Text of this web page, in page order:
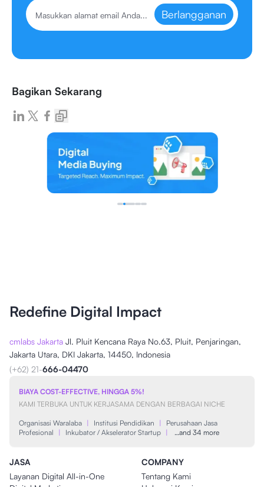
Berlangganan
Bagikan Sekarang
Redefine Digital Impact
cmlabs Jakarta Jl. Pluit Kencana Raya No.63, Pluit, Penjaringan,
Jakarta Utara, DKI Jakarta, 14450, Indonesia
(+62) 21-666-04470
BIAYA COST-EFFECTIVE, HINGGA 5%!
KAMI TERBUKA UNTUK KERJASAMA DENGAN BERBAGAI NICHE
Organisasi Waralaba | Institusi Pendidikan |
Perusahaan Jasa
Profesional
| Inkubator / Akselerator Startup | …and 34 more
JASA
Layanan Digital All-in-One
COMPANY
Tentang Kami